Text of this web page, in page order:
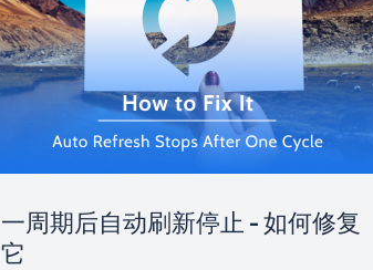
一周期后自动刷新停止 - 如何修复
它